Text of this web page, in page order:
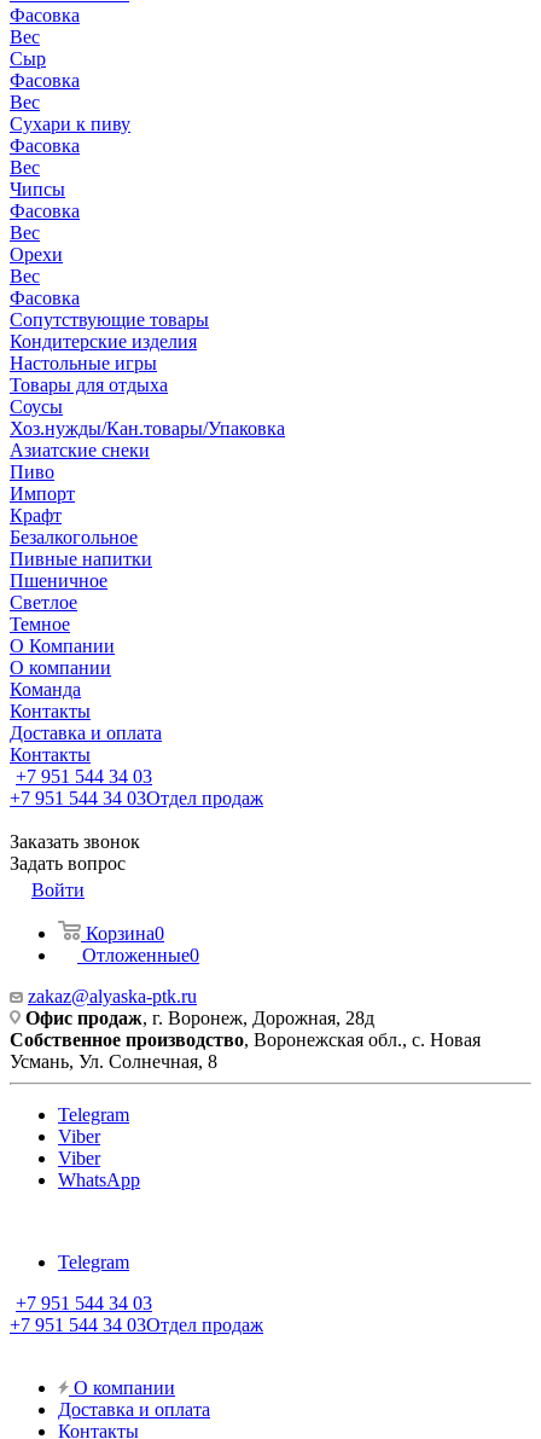
Фасовка
Вес
Сыр
Фасовка
Вес
Сухари к пиву
Фасовка
Вес
Чипсы
Фасовка
Вес
Орехи
Вес
Фасовка
Сопутствующие товары
Кондитерские изделия
Настольные игры
Товары для отдыха
Соусы
Хоз.нужды/Кан.товары/Упаковка
Азиатские снеки
Пиво
Импорт
Крафт
Безалкогольное
Пивные напитки
Пшеничное
Светлое
Темное
О Компании
О компании
Команда
Контакты
Доставка и оплата
Контакты
+7 951 544 34 03
+7 951 544 34 03Отдел продаж
Заказать звонок
Задать вопрос
Войти
Корзина0
Отложенные0
zakaz@alyaska-ptk.ru
Офис продаж, г. Воронеж, Дорожная, 28д
Собственное производство, Воронежская обл., с. Новая
Усмань, Ул. Солнечная, 8
Telegram
Viber
Viber
WhatsApp
Telegram
+7 951 544 34 03
+7 951 544 34 03Отдел продаж
О компании
Доставка и оплата
Контакты